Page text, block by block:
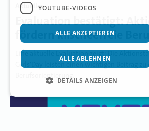
Aktuelles
Evaluation bestätigt:
fördern klischeefreie
Eine aktuelle Evaluation zeigt: Die
Girls'Day leisten einen wichtigen Beitrag
Berufsorientierung.
YOUTUBE-VIDEOS
ALLE AKZEPTIEREN
ALLE ABLEHNEN
DETAILS ANZEIGEN